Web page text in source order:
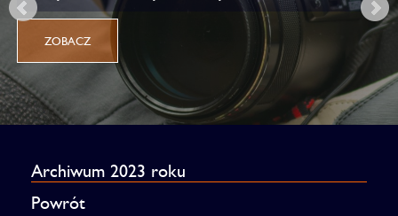
ZOBACZ
Archiwum 2023 roku
Powrót